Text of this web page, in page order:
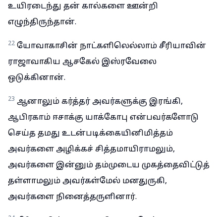
உயிரடைந்து தன் கால்களை ஊன்றி
எழுந்திருந்தான்.
22 யோவாகாசின் நாட்களிலெல்லாம் சீரியாவின்
ராஜாவாகிய ஆசகேல் இஸ்ரவேலை
ஒடுக்கினான்.
23 ஆனாலும் கர்த்தர் அவர்களுக்கு இரங்கி,
ஆபிரகாம் ஈசாக்கு யாக்கோபு என்பவர்களோடு
செய்த தமது உடன்படிக்கையினிமித்தம்
அவர்களை அழிக்கச் சித்தமாயிராமலும்,
அவர்களை இன்னும் தம்முடைய முகத்தைவிட்டுத்
தள்ளாமலும் அவர்கள்மேல் மனதுருகி,
அவர்களை நினைத்தருளினார்.